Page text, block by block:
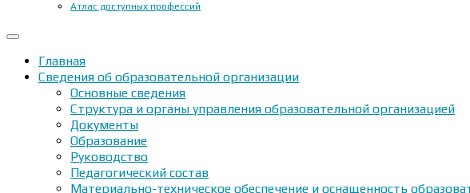
Атлас доступных профессий
Главная
Сведения об образовательной организации
Основные сведения
Структура и органы управления образовательной организацией
Документы
Образование
Руководство
Педагогический состав
Материально-техническое обеспечение и оснащенность